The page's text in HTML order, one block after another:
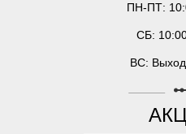
ПН-ПТ:
СБ:
ВС: